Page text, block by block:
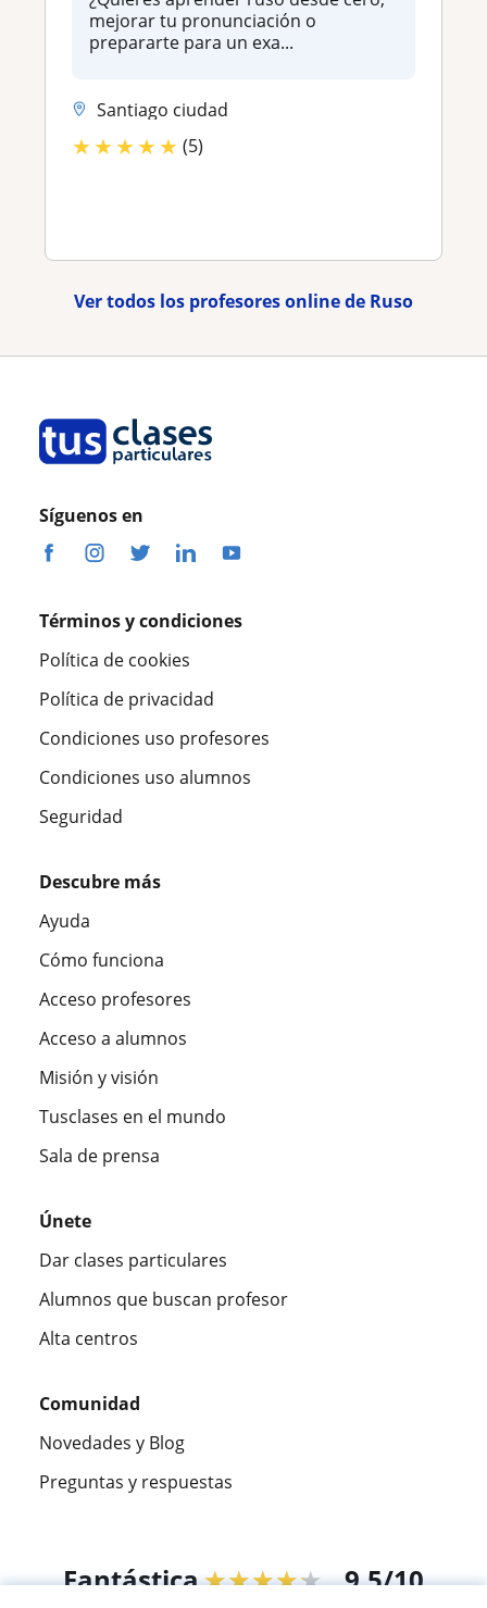
mejorar tu pronunciación o
prepararte para un exa...
Santiago ciudad
★★★★★ (5)
Ver todos los profesores online de Ruso
Síguenos en
Términos y condiciones
Política de cookies
Política de privacidad
Condiciones uso profesores
Condiciones uso alumnos
Seguridad
Descubre más
Ayuda
Cómo funciona
Acceso profesores
Acceso a alumnos
Misión y visión
Tusclases en el mundo
Sala de prensa
Únete
Dar clases particulares
Alumnos que buscan profesor
Alta centros
Comunidad
Novedades y Blog
Preguntas y respuestas
Fantástica★★★★★ 9,5/10